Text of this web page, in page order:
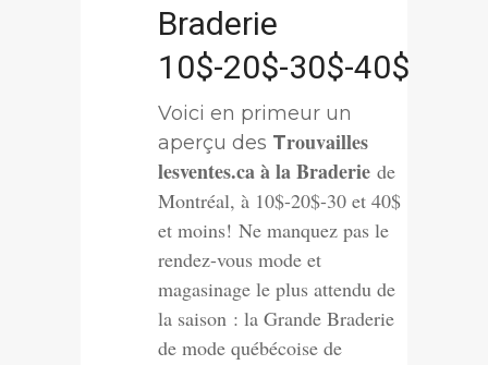
Braderie
10$-20$-30$-40$
Voici en primeur un
aperçu des Trouvailles
lesventes.ca à la Braderie de
Montréal, à 10$-20$-30 et 40$
et moins! Ne manquez pas le
rendez-vous mode et
magasinage le plus attendu de
la saison : la Grande Braderie
de mode québécoise de